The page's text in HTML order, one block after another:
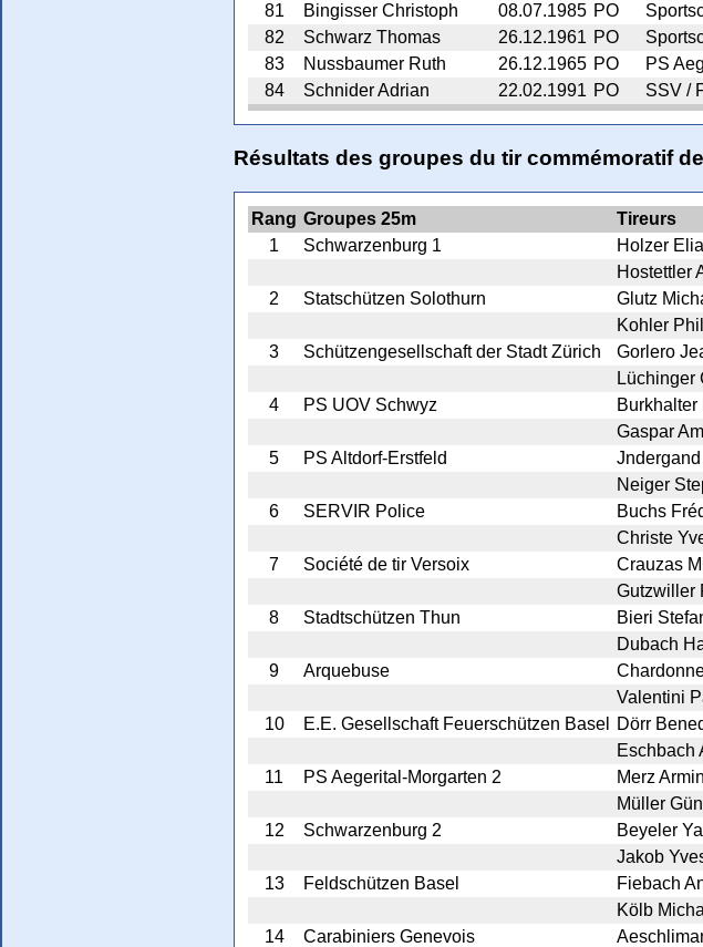
81
Bingisser Christoph 08.07.1985 PO
82
Schwarz Thomas 26.12.1961 PO
83
Nussbaumer Ruth 26.12.1965 PO PS
84
Schnider Adrian 22.02.1991 PO SSV /
Résultats des groupes du tir commémoratif
Rang Groupes 25m Tireurs
1
Schwarzenburg 1 Holzer
Hostettler
2
Statschützen Solothurn Glutz
Kohler
3
Schützengesellschaft der Stadt Zürich Gorlero
Lüchinger
4
PS UOV Schwyz Burkhalter
Gaspar
5
PS Altdorf-Erstfeld
Neiger
6
SERVIR Police Buchs
Christe
7
Société de tir Versoix Crauzas
Gutzwiller
8
Stadtschützen Thun Bieri
Dubach
9
Arquebuse
Valentini
10
E.E. Gesellschaft Feuerschützen Basel Dörr
Eschbach
11
PS Aegerital-Morgarten 2 Merz Armin
Müller
12
Schwarzenburg 2 Beyeler
Jakob
13
Feldschützen Basel Fiebach
Kölb
14
Carabiniers Genevois